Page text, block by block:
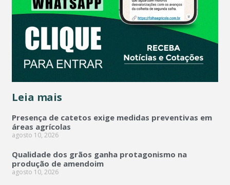
Leia mais
Presença de catetos exige medidas preventivas em
áreas agrícolas
agosto 10, 2026
Qualidade dos grãos ganha protagonismo na
produção de amendoim
agosto 10, 2026